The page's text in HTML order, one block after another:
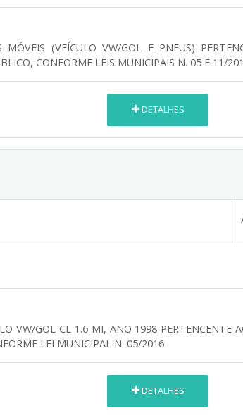
MÓVEIS (VEÍCULO VW/GOL E PNEUS)
CONFORME LEIS MUNICIPAIS N. 05 E 11/
DETALHES
VW/GOL CL 1.6 MI, ANO 1998 PERTENCENTE
LEI MUNICIPAL N. 05/2016
DETALHES